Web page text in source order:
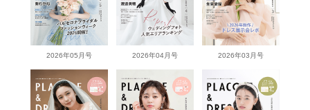
2026年05月号 2026年04月号 2026年03月号